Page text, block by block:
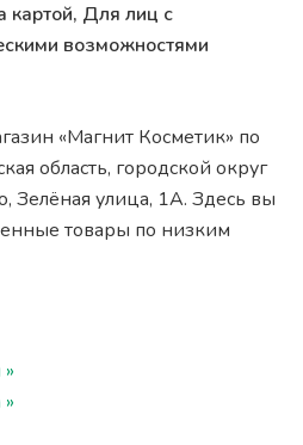
картой, Для лиц с
возможностями
«Магнит Косметик» по
область, городской округ
улица, 1А. Здесь вы
товары по низким